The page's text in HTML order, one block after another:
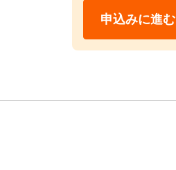
申込みに進む